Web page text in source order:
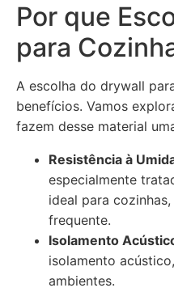
Por que
para
A escolha do drywall
benefícios. Vamos
fazem desse material
Resistência à
especialmente
ideal para
frequente.
Isolamento
isolamento
ambientes.